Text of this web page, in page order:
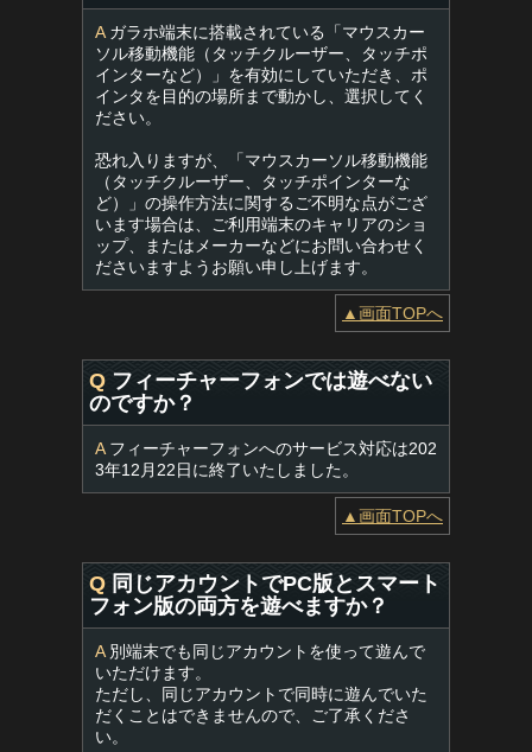
Aガラホ端末に搭載されている「マウスカー
ソル移動機能（タッチクルーザー、タッチポ
インターなど）」を有効にしていただき、ポ
インタを目的の場所まで動かし、選択してく
ださい。
恐れ入りますが、「マウスカーソル移動機能
（タッチクルーザー、タッチポインターな
ど）」の操作方法に関するご不明な点がござ
います場合は、ご利用端末のキャリアのショ
ップ、またはメーカーなどにお問い合わせく
ださいますようお願い申し上げます。
▲画面TOPへ
Q フィーチャーフォンでは遊べない
のですか？
Aフィーチャーフォンへのサービス対応は202
3年12月22日に終了いたしました。
▲画面TOPへ
Q 同じアカウントでPC版とスマート
フォン版の両方を遊べますか？
A別端末でも同じアカウントを使って遊んで
いただけます。
ただし、同じアカウントで同時に遊んでいた
だくことはできませんので、ご了承くださ
い。